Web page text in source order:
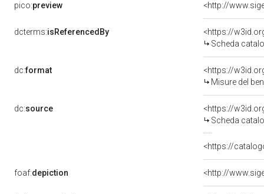
pico:preview
dcterms:isReferencedBy
<https://
Scheda
dc:format
<https://
Misure del
dc:source
<https://
Scheda
<https://
foaf:depiction